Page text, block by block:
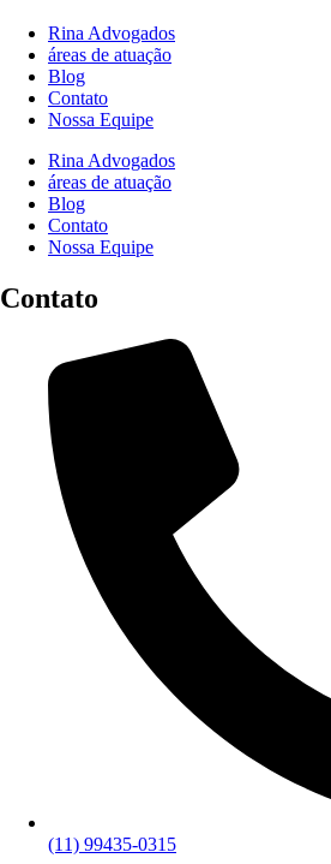
Rina Advogados
áreas de atuação
Blog
Contato
Nossa Equipe
Rina Advogados
áreas de atuação
Blog
Contato
Nossa Equipe
Contato
(11) 99435-0315